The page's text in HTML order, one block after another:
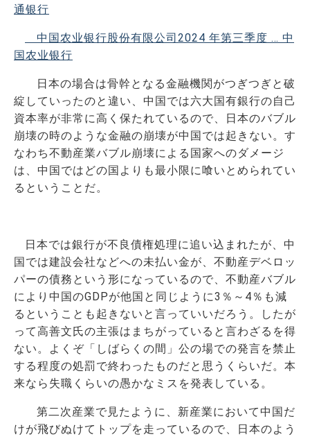
通银行
中国农业银行股份有限公司2024 年第三季度 … 中
国农业银行
日本の場合は骨幹となる金融機関がつぎつぎと破
綻していったのと違い、中国では六大国有銀行の自己
資本率が非常に高く保たれているので、日本のバブル
崩壊の時のような金融の崩壊が中国では起きない。す
なわち不動産業バブル崩壊による国家へのダメージ
は、中国ではどの国よりも最小限に喰いとめられてい
るということだ。
日本では銀行が不良債権処理に追い込まれたが、中
国では建設会社などへの未払い金が、不動産デベロッ
パーの債務という形になっているので、不動産バブル
により中国のGDPが他国と同じように3 ％～ 4 ％も減
るということも起きないと言っていいだろう。したが
って高善文氏の主張はまちがっていると言わざるを得
ない。よくぞ「しばらくの間」公の場での発言を禁止
する程度の処罰で終わったものだと思うくらいだ。本
来なら失職くらいの愚かなミスを発表している。
第二次産業で見たように、新産業において中国だ
けが飛びぬけてトップを走っているので、日本のよう